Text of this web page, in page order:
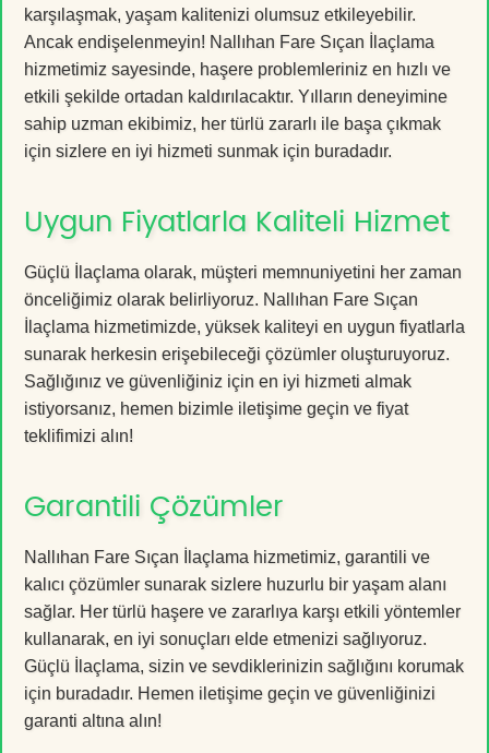
karşılaşmak, yaşam kalitenizi olumsuz etkileyebilir.
Ancak endişelenmeyin! Nallıhan Fare Sıçan İlaçlama
hizmetimiz sayesinde, haşere problemleriniz en hızlı ve
etkili şekilde ortadan kaldırılacaktır. Yılların deneyimine
sahip uzman ekibimiz, her türlü zararlı ile başa çıkmak
için sizlere en iyi hizmeti sunmak için buradadır.
Uygun Fiyatlarla Kaliteli Hizmet
Güçlü İlaçlama olarak, müşteri memnuniyetini her zaman
önceliğimiz olarak belirliyoruz. Nallıhan Fare Sıçan
İlaçlama hizmetimizde, yüksek kaliteyi en uygun fiyatlarla
sunarak herkesin erişebileceği çözümler oluşturuyoruz.
Sağlığınız ve güvenliğiniz için en iyi hizmeti almak
istiyorsanız, hemen bizimle iletişime geçin ve fiyat
teklifimizi alın!
Garantili Çözümler
Nallıhan Fare Sıçan İlaçlama hizmetimiz, garantili ve
kalıcı çözümler sunarak sizlere huzurlu bir yaşam alanı
sağlar. Her türlü haşere ve zararlıya karşı etkili yöntemler
kullanarak, en iyi sonuçları elde etmenizi sağlıyoruz.
Güçlü İlaçlama, sizin ve sevdiklerinizin sağlığını korumak
için buradadır. Hemen iletişime geçin ve güvenliğinizi
garanti altına alın!